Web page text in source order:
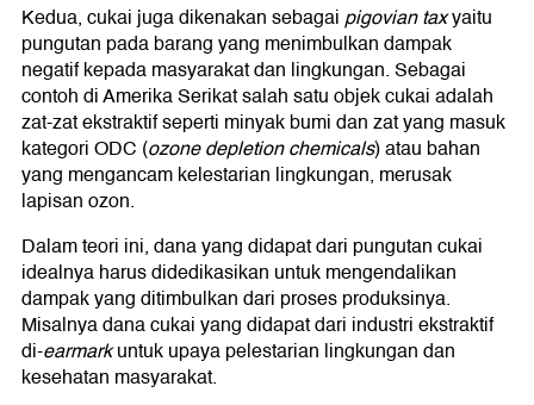
Kedua, cukai juga dikenakan sebagaipigovian taxyaitu
pungutan pada barang yang menimbulkan dampak
negatif kepada masyarakat dan lingkungan. Sebagai
contoh di Amerika Serikat salah satu objek cukai adalah
zat-zat ekstraktif seperti minyak bumi dan zat yang masuk
kategori ODC (ozone depletion chemicals) atau bahan
yang mengancam kelestarian lingkungan, merusak
lapisan ozon.
Dalam teori ini, dana yang didapat dari pungutan cukai
idealnya harus didedikasikan untuk mengendalikan
dampak yang ditimbulkan dari proses produksinya.
Misalnya dana cukai yang didapat dari industri ekstraktif
di-earmarkuntuk upaya pelestarian lingkungan dan
kesehatan masyarakat.